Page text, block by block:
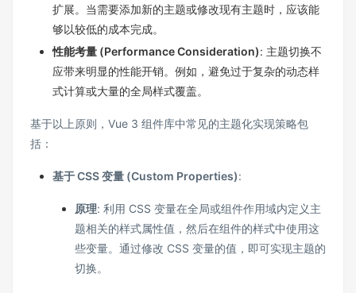
扩展。当需要添加新的主题或修改现有主题时，应该能
够以较低的成本完成。
性能考量 (Performance Consideration): 主题切换不
应带来明显的性能开销。例如，避免过于复杂的动态样
式计算或大量的全局样式覆盖。
基于以上原则，Vue 3 组件库中常见的主题化实现策略包
括：
基于 CSS 变量 (Custom Properties):
原理: 利用 CSS 变量在全局或组件作用域内定义主
题相关的样式属性值，然后在组件的样式中使用这
些变量。通过修改 CSS 变量的值，即可实现主题的
切换。